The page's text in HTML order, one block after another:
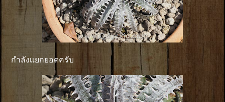
กำลังเเยกยอดครับ